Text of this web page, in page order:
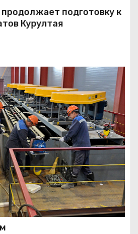
подготовку к
Курултая